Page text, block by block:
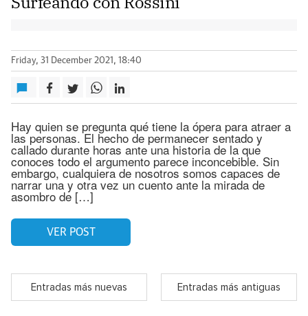
Friday, 31 December 2021, 18:40
Hay quien se pregunta qué tiene la ópera para atraer a
las personas. El hecho de permanecer sentado y
callado durante horas ante una historia de la que
conoces todo el argumento parece inconcebible. Sin
embargo, cualquiera de nosotros somos capaces de
narrar una y otra vez un cuento ante la mirada de
asombro de […]
VER POST
Entradas más nuevas Entradas más antiguas